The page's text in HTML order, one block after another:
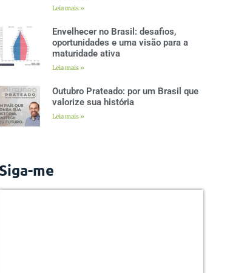
Leia mais »
Envelhecer no Brasil: desafios,
oportunidades e uma visão para a
maturidade ativa
Leia mais »
Outubro Prateado: por um Brasil que
valorize sua história
Leia mais »
Siga-me